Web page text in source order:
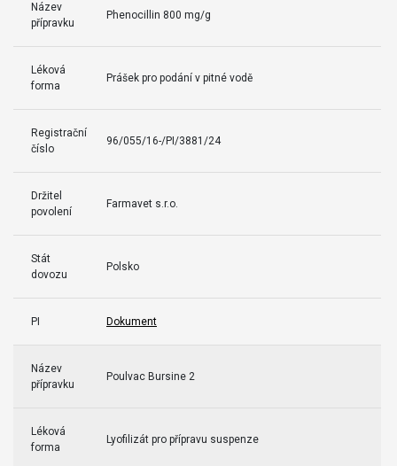
Název
přípravku
Phenocillin 800 mg/g
Léková
forma
Prášek pro podání v pitné vodě
Registrační
číslo
96/055/16-/PI/3881/24
Držitel
povolení
Farmavet s.r.o.
Stát
dovozu
Polsko
PI Dokument
Název
přípravku
Poulvac Bursine 2
Léková
forma
Lyofilizát pro přípravu suspenze